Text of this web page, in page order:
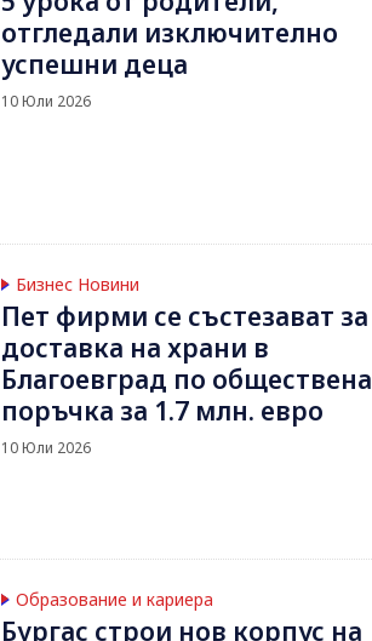
отгледали изключително
успешни деца
10 Юли 2026
Бизнес Новини
Пет фирми се състезават за
доставка на храни в
Благоевград по обществена
поръчка за 1.7 млн. евро
10 Юли 2026
Образование и кариера
Бургас строи нов корпус на